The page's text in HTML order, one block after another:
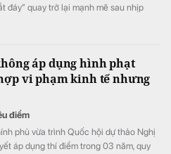
đáy” quay trở lại mạnh mẽ sau nhịp
áp dụng hình phạt
vi phạm kinh tế nhưng
điểm
phủ vừa trình Quốc hội dự thảo Nghị
áp dụng thí điểm trong 03 năm, quy